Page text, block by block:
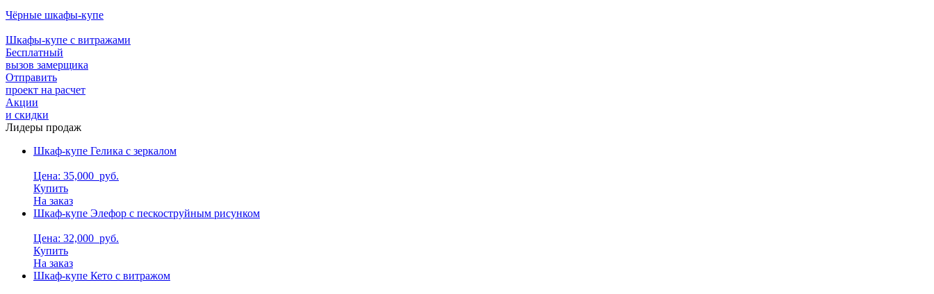
Чёрные шкафы-купе
Шкафы-купе с витражами
Бесплатный
вызов замерщика
Отправить
проект на расчет
Акции
и скидки
Лидеры продаж
Шкаф-купе Гелика с зеркалом
Цена: 35,000 руб.
Купить
На заказ
Шкаф-купе Элефор с пескоструйным рисунком
Цена: 32,000 руб.
Купить
На заказ
Шкаф-купе Кето с витражом